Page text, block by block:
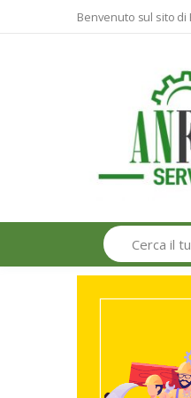
Benvenuto sul sito di
Search